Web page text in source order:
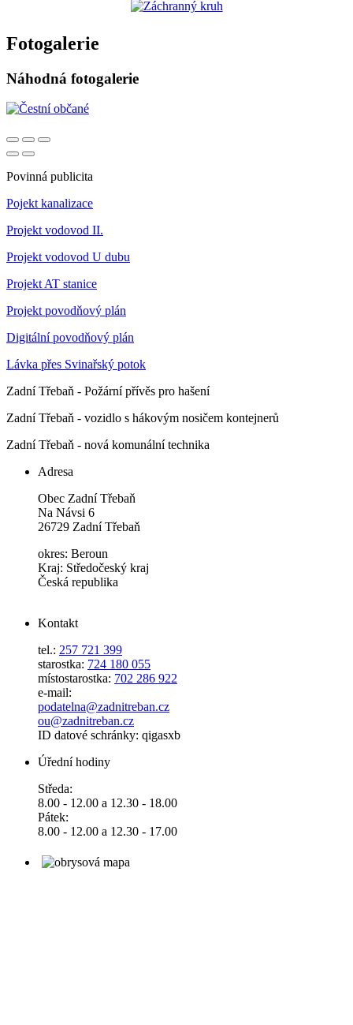
Fotogalerie
Náhodná fotogalerie
Povinná publicita
Pojekt kanalizace
Projekt vodovod II.
Projekt vodovod U dubu
Projekt AT stanice
Projekt povodňový plán
Digitální povodňový plán
Lávka přes Svinařský potok
Zadní Třebaň - Požární přívěs pro hašení
Zadní Třebaň - vozidlo s hákovým nosičem kontejnerů
Zadní Třebaň - nová komunální technika
Adresa
Obec Zadní Třebaň
Na Návsi 6
26729 Zadní Třebaň
okres: Beroun
Kraj: Středočeský kraj
Česká republika
Kontakt
tel.: 257 721 399
starostka: 724 180 055
místostarostka: 702 286 922
e-mail:
podatelna@zadnitreban.cz
ou@zadnitreban.cz
ID datové schránky: qigasxb
Úřední hodiny
Středa:
8.00 - 12.00 a 12.30 - 18.00
Pátek:
8.00 - 12.00 a 12.30 - 17.00